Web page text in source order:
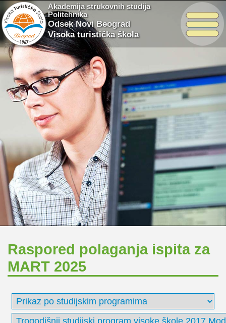
Akademija strukovnih studija
Politehnika
Odsek Novi Beograd
Visoka turistička škola
Raspored polaganja ispita za
MART 2025